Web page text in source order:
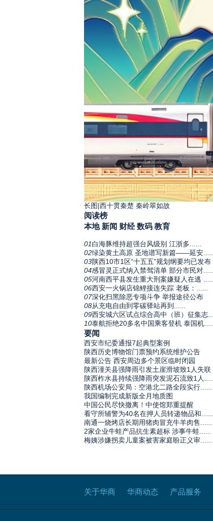
长图|西十贯秦楚 秦岭翠如故
阅读榜
本地 新闻 财经 数码 教育
01白海豚维持超强台风级别 江浙多......
02绿染黄土高原 圣地谱写新篇——延安
03陕西10市1区“十五五”规划纲要均已发布
04感冒灵正式纳入禁驾清单 部分市民对
05河南西平县发生重大刑案嫌疑人在逃
06西安一火锅店锦鲤接连失踪 老板：......
07深化扫黑除恶专项斗争 举报途径公布
08从充电自由到零碳驿站再到......
09西安城六区试点综合高中（班）征集志
10泰航拒绝20多名中国乘客登机 泰国机
要闻
西安市纪委通报7起典型案例
陕西历史博物馆门票预约系统维护公告
最新公告 西安周边多个景区临时闭园
陕西潼关县强降雨引发土崖滑坡致1人失联
陕西柞水县持续强降雨突发泥石流致1人
陕西机场公安局：空港北二路全段实行......
我国编制完成新版全月地质图
中国公民尽快撤离！中使馆郑重提醒
看守所辅警为40名在押人员转递物品和......
南通一烧烤店长期用猪肉冒充牛羊肉售......
2家企业牛蛙产品抗生素超标 涉事牛蛙......
梅姨涉嫌拐卖儿童案被害家庭盼正义审......
关于华商 华商动态 产品服务